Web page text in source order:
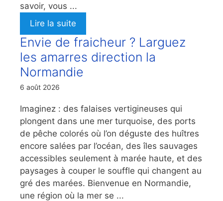
savoir, vous ...
Lire la suite
Envie de fraicheur ? Larguez
les amarres direction la
Normandie
6 août 2026
Imaginez : des falaises vertigineuses qui
plongent dans une mer turquoise, des ports
de pêche colorés où l’on déguste des huîtres
encore salées par l’océan, des îles sauvages
accessibles seulement à marée haute, et des
paysages à couper le souffle qui changent au
gré des marées. Bienvenue en Normandie,
une région où la mer se ...